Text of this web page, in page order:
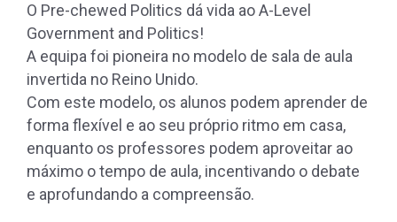
O Pre-chewed Politics dá vida ao A-Level
Government and Politics!
A equipa foi pioneira no modelo de sala de aula
invertida no Reino Unido.
Com este modelo, os alunos podem aprender de
forma flexível e ao seu próprio ritmo em casa,
enquanto os professores podem aproveitar ao
máximo o tempo de aula, incentivando o debate
e aprofundando a compreensão.